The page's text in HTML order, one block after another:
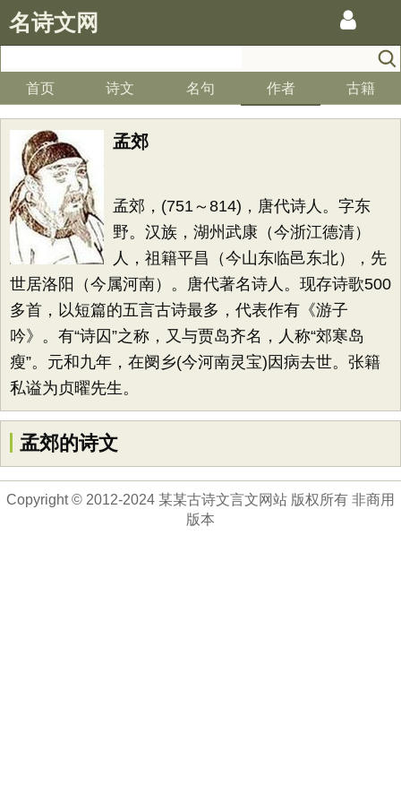
名诗文网
首页 诗文 名句 作者 古籍
孟郊
孟郊，(751～814)，唐代诗人。字东
野。汉族，湖州武康（今浙江德清）
人，祖籍平昌（今山东临邑东北），先
世居洛阳（今属河南）。唐代著名诗人。现存诗歌500
多首，以短篇的五言古诗最多，代表作有《游子
吟》。有“诗囚”之称，又与贾岛齐名，人称“郊寒岛
瘦”。元和九年，在阌乡(今河南灵宝)因病去世。张籍
私谥为贞曜先生。
孟郊的诗文
Copyright © 2012-2024 某某古诗文言文网站 版权所有 非商用
版本